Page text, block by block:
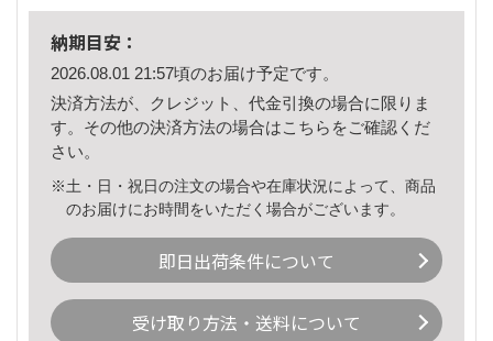
納期目安：
2026.08.01 21:57頃のお届け予定です。
決済方法が、クレジット、代金引換の場合に限りま
す。その他の決済方法の場合はこちら をご確認くだ
さい。
※土・日・祝日の注文の場合や在庫状況によって、商品
のお届けにお時間をいただく場合がございます。
即日出荷条件について
受け取り方法・送料について